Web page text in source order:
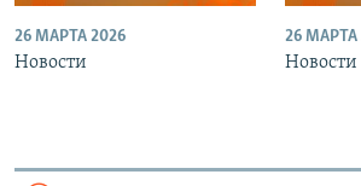
26 МАРТА 2026
Новости
26 МАРТА
Новости